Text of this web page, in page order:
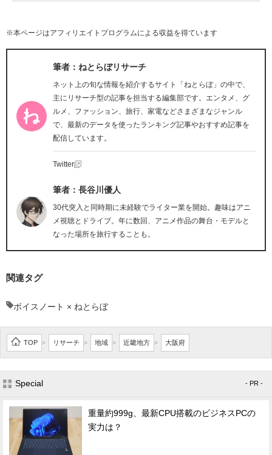
※本ページはアフィリエイトプログラムによる収益を得ています
筆者：ねとらぼリサーチ
ネット上の旬な情報を紹介するサイト「ねとらぼ」の中で、
主にリサーチ型の記事を担当する編集部です。エンタメ、グ
ルメ、ファッション、旅行、家電などさまざまなジャンル
で、最新のデータを使ったランキング記事やおすすめ記事を
配信しています。
Twitter
筆者：長谷川優人
30代突入と同時期に未経験でライター業を開始。趣味はアニ
メ視聴とドライブ。年に数回、アニメ作品の舞台・モデルと
なった場所を旅行することも。
関連タグ
ボイスノート × ねとらぼ
TOP > リサーチ > 地域 > 近畿地方 > 大阪府
Special - PR -
重量約999g、最新CPU搭載のビジネスPCの
実力は？